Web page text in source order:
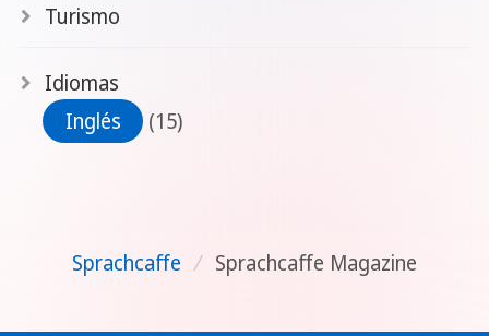
Turismo
Idiomas
Inglés
(15)
Sprachcaffe / Sprachcaffe Magazine